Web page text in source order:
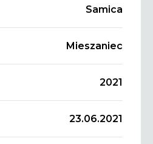
Samica
Mieszaniec
2021
23.06.2021